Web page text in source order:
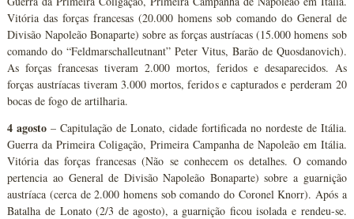
Vitória das forças francesas (20.000 homens sob comando do General de
Divisão Napoleão Bonaparte) sobre as forças austríacas (15.000 homens sob
comando do “Feldmarschalleutnant” Peter Vitus, Barão de Quosdanovich).
As forças francesas tiveram 2.000 mortos, feridos e desaparecidos. As
forças austríacas tiveram 3.000 mortos, feridos e capturados e perderam 20
bocas de fogo de artilharia.
4 agosto – Capitulação de Lonato, cidade fortificada no nordeste de Itália.
Guerra da Primeira Coligação, Primeira Campanha de Napoleão em Itália.
Vitória das forças francesas (Não se conhecem os detalhes. O comando
pertencia ao General de Divisão Napoleão Bonaparte) sobre a guarnição
austríaca (cerca de 2.000 homens sob comando do Coronel Knorr). Após a
Batalha de Lonato (2/3 de agosto), a guarnição ficou isolada e rendeu-se.